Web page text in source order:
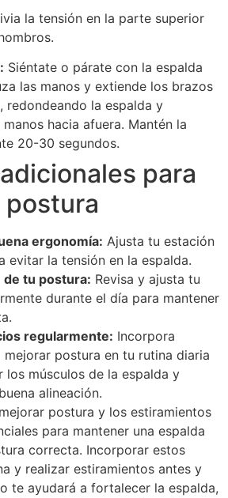
la tensión en la parte superior
Siéntate o párate con la espalda
las manos y extiende los brazos
redondeando la espalda y
hacia afuera. Mantén la
20-30 segundos.
para
postura
ergonomía: Ajusta tu estación
evitar la tensión en la espalda.
de tu postura: Revisa y ajusta tu
durante el día para mantener
regularmente: Incorpora
postura en tu rutina diaria
los músculos de la espalda y
alineación.
postura y los estiramientos
para mantener una espalda
correcta. Incorporar estos
y realizar estiramientos antes y
te ayudará a fortalecer la espalda,